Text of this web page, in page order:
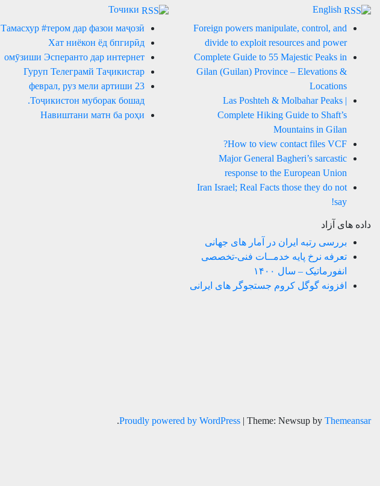
English
Foreign powers manipulate, control, and
divide to exploit resources and power
Complete Guide to 55 Majestic Peaks in
Gilan (Guilan) Province – Elevations &
Locations
Las Poshteh & Molbahar Peaks |
Complete Hiking Guide to Shaft’s
Mountains in Gilan
How to view contact files VCF?
Major General Bagheri’s sarcastic
response to the European Union
Iran Israel; Real Facts those they do not
say!
Точики
Тамасхур #тером дар фазои маҷозӣ
Хат ниёкон ёд бпгирӣд
омӯзиши Эсперанто дар интернет
Гуруп Телеграмй Таҷикистар
23 феврал, руз мели артиши
Тоҷикистон муборак бошад.
Навиштани матн ба роҳи
داده های آزاد
بررسی رتبه ایران در آمار های جهانی
تعرفه نرخ پایه خدمــات فنی-تخصصی
انفورماتیک – سال ۱۴۰۰
افزونه گوگل کروم جستجوگر های ایرانی
Proudly powered by WordPress | Theme: Newsup by Themeansar
.